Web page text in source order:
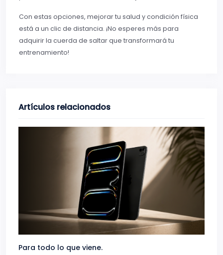
Con estas opciones, mejorar tu salud y condición física
está a un clic de distancia. ¡No esperes más para
adquirir la cuerda de saltar que transformará tu
entrenamiento!
Artículos relacionados
Para todo lo que viene.